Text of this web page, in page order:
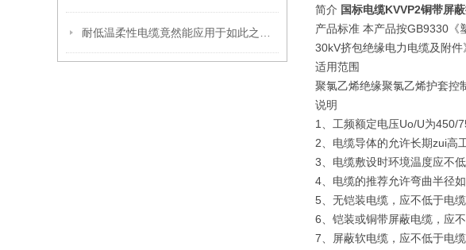
简介 国标电缆KVVP2铜带屏
产品标准 本产品按GB9330《
30kV挤包绝缘电力电缆及
适用范围
聚氯乙烯绝缘聚氯乙烯护套
说明
1、工频额定电压Uo/U为
2、电缆导体的允许长期zui
3、电缆敷设时环境温度应
4、电缆的推荐允许弯曲半
5、无铠装电缆，应不低于
6、铠装或铜带屏蔽电缆，
7、屏蔽软电缆，应不低于